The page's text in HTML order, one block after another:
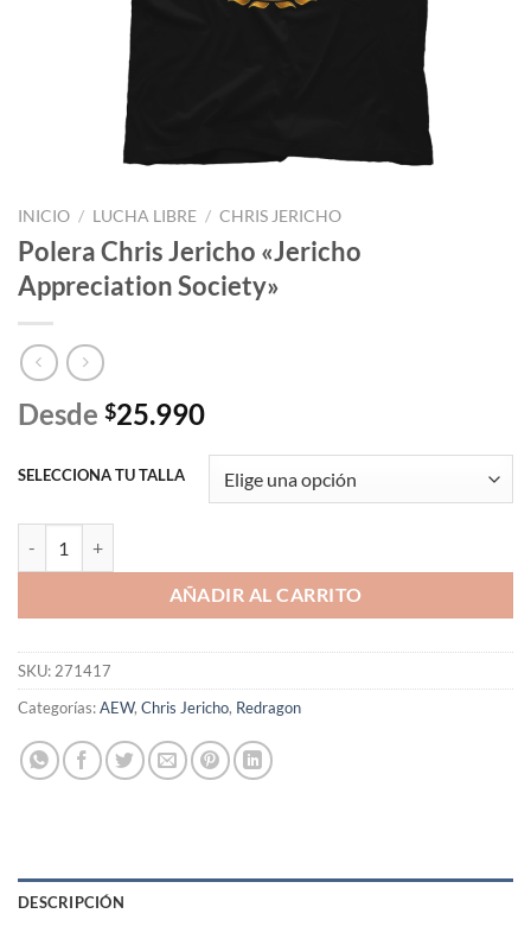
INICIO / LUCHA LIBRE / CHRIS JERICHO
Polera Chris Jericho «Jericho
Appreciation Society»
Desde $25.990
SELECCIONA TU TALLA
AÑADIR AL CARRITO
SKU:271417
Categorías:AEW, Chris Jericho, Redragon
DESCRIPCIÓN